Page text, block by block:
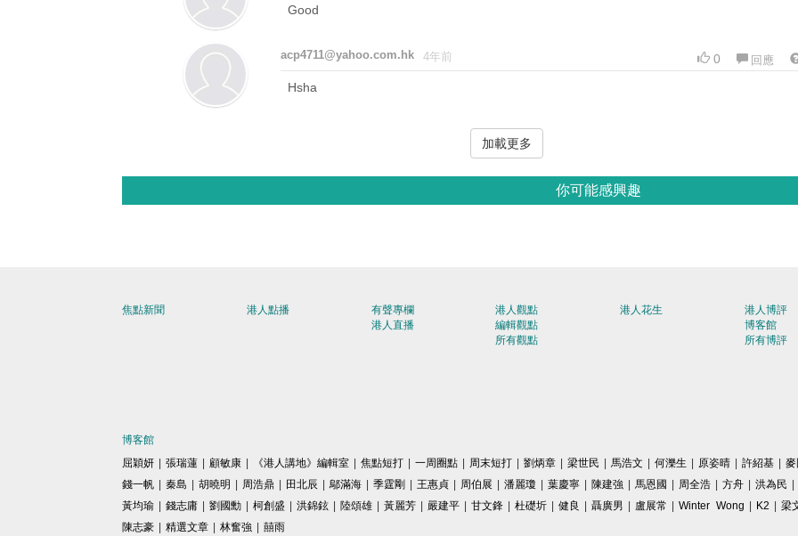
Good
acp4711@yahoo.com.hk 4年前 0 回應
Hsha
加載更多
你可能感興趣
焦點新聞 港人點播
有聲專欄
港人直播
港人觀點
編輯觀點
所有觀點
港人花生
港人博評
博客館
所有博評
博客館
屈穎妍
張瑞蓮 顧敏康 《港人講地》編輯室 焦點短打 一周圈點 周末短打 劉炳章 梁世民 馬浩文 何濼生 原姿晴 許紹基
錢一帆
秦島 胡曉明 周浩鼎 田北辰 鄔滿海 季霆剛 王惠貞 周伯展 潘麗瓊 葉慶寧 陳建強 馬恩國 周全浩 方舟 洪為民
黃均瑜
錢志庸 劉國勳 柯創盛 洪錦鉉 陸頌雄 黃麗芳 嚴建平 甘文鋒 杜礎圻 健良 聶廣男 盧展常 Winter Wong K2 梁
陳志豪
精選文章 林奮強 囍雨